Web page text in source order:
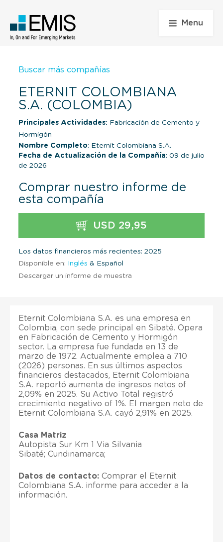
Menu
Buscar más compañías
ETERNIT COLOMBIANA
S.A. (COLOMBIA)
Principales Actividades: Fabricación de Cemento y
Hormigón
Nombre Completo: Eternit Colombiana S.A.
Fecha de Actualización de la Compañía: 09 de julio
de 2026
Comprar nuestro informe de
esta compañía
USD 29,95
Los datos financieros más recientes: 2025
Disponible en: Inglés & Español
Descargar un informe de muestra
Eternit Colombiana S.A. es una empresa en
Colombia, con sede principal en Sibaté. Opera
en Fabricación de Cemento y Hormigón
sector. La empresa fue fundada en 13 de
marzo de 1972. Actualmente emplea a 710
(2026) personas. En sus últimos aspectos
financieros destacados, Eternit Colombiana
S.A. reportó aumenta de ingresos netos of
2,09% en 2025. Su Activo Total registró
crecimiento negativo of 1%. El margen neto de
Eternit Colombiana S.A. cayó 2,91% en 2025.
Casa Matriz
Autopista Sur Km 1 Via Silvania
Sibaté; Cundinamarca;
Datos de contacto: Comprar el Eternit
Colombiana S.A. informe para acceder a la
información.